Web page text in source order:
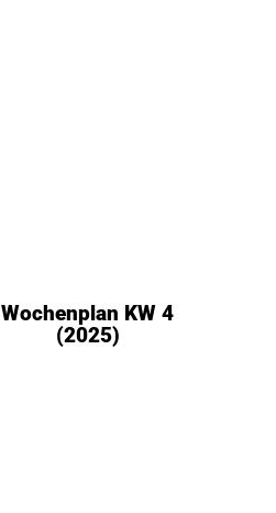
Wochenplan KW 4
(2025)